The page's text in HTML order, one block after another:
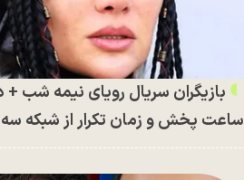
بازیگران سریال رویای نیمه شب +
ساعت پخش و زمان تکرار از شبکه سه